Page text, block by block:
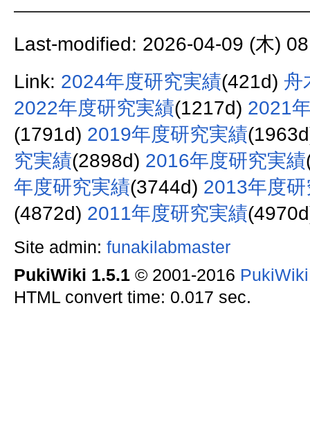
Last-modified: 2026-04-09 (木)
Link: 2024年度研究実績(421d) 舟
2022年度研究実績(1217d) 2021
(1791d) 2019年度研究実績
究実績(2898d) 2016年度研究実績
年度研究実績(3744d) 2013年度
(4872d) 2011年度研究実績
Site admin: funakilabmaster
PukiWiki 1.5.1© 2001-2016
HTML convert time: 0.017 sec.